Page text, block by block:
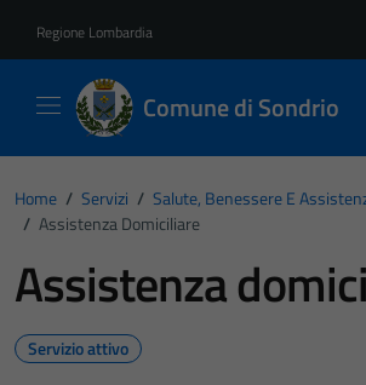
Regione Lombardia
Comune di Sondrio
Home / Servizi / Salute, Benessere E
/ Assistenza Domiciliare
Assistenza
Servizio attivo